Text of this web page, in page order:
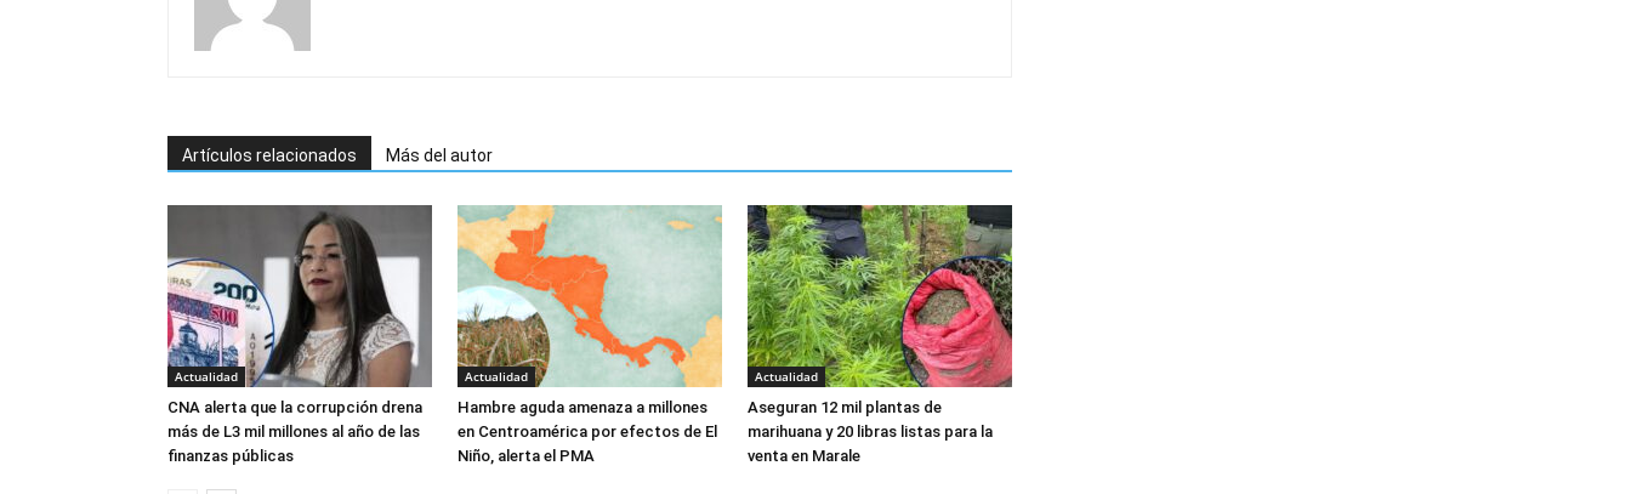
Artículos relacionados Más del autor
Actualidad
CNA alerta que la corrupción drena
más de L3 mil millones al año de las
finanzas públicas
Actualidad
Hambre aguda amenaza a millones
en Centroamérica por efectos de El
Niño, alerta el PMA
Actualidad
Aseguran 12 mil plantas de
marihuana y 20 libras listas para la
venta en Marale